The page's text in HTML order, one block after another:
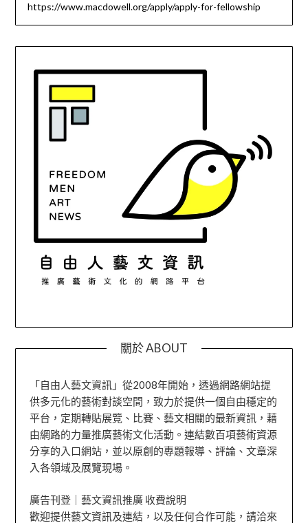
https://www.macdowell.org/apply/apply-for-fellowship
關於 ABOUT
「自由人藝文資訊」從2008年開始，透過網路網站提
供多元化的藝術對談空間，致力於提供一個自由穩定的
平台，定期轉貼展覽、比賽、藝文相關的最新資訊，藉
由網路的力量推廣藝術文化活動。連結數百項藝術資源
分享的入口網站，並以原創的專題報導、評論、文章深
入各領域及展覽現場。
廣告刊登｜藝文資訊推廣 收費說明
歡迎提供藝文資訊及連結，以及任何合作可能，請洽來